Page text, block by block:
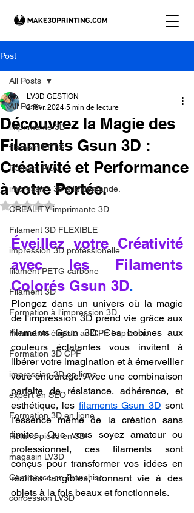
Post
All Posts
imprimante 3D
filament PETG
filament PLA
impression 3d à la demande.
CREALITY imprimante 3D
Filament 3D FLEXIBLE
impression 3D professionelle
filament PETG carbone
Filament 3D
Formation à l'impression 3D.
Formation éligible au CPF Impressio
Formation 3D CPF
impression 3D en ligne
expert en SEO
Formation 3D en ligne.
Refaire piece en 3D
magasin LV3D
Commerce en Franchise
concession LV3D
All Posts
Découvrez la Magie des
Filaments Gsun 3D :
Créativité et Performance
à votre Portée.
LV3D GESTION
2 févr. 2024 5 min de lecture
Noté NaN étoiles sur 5.
Éveillez votre Créativité
avec les Filaments
Colorés Gsun 3D.
Plongez dans un univers où la magie
de l'impression 3D prend vie grâce aux
filaments Gsun 3D. Ces bobines aux
couleurs éclatantes vous invitent à
libérer votre imagination et à émerveiller
votre entourage. Avec une combinaison
parfaite de résistance, adhérence, et
esthétique, les filaments Gsun 3D sont
l'essence même de la création sans
limites. Que vous soyez amateur ou
professionnel, ces filaments sont
conçus pour transformer vos idées en
réalités tangibles, donnant vie à des
objets à la fois beaux et fonctionnels.